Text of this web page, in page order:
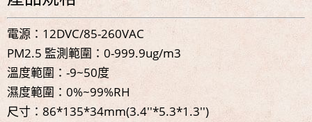
電源：12DVC/85-260VAC
PM2.5 監測範圍：0-999.9ug/m3
溫度範圍：-9~50度
濕度範圍：0%~99%RH
尺寸：86*135*34mm(3.4''*5.3*1.3'')